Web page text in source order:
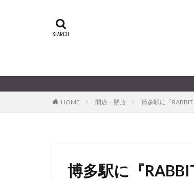
HOME 開店・閉店 博多駅に『
博多駅に『